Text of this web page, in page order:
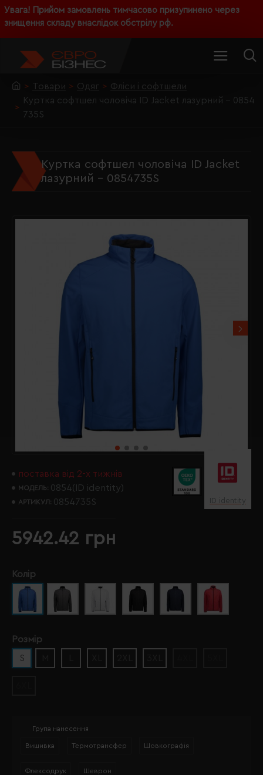
Увага! Прийом замовлень тимчасово призупинено через
знищення складу внаслідок обстрілу рф.
Товари Одяг
Фліси і софтшели
Куртка софтшел чоловіча ID Jacket лазурний - 0854
735S
Куртка софтшел чоловіча ID Jacket
лазурний - 0854735S
поставка від 2-х тижнів
МОДЕЛЬ: 0854(ID identity)
АРТИКУЛ: 0854735S ID identity
5942.42 грн
Колір
Розмір
S
Група нанесення
Вишивка Термотрансфер Шовкографія
Флексодрук Шеврон